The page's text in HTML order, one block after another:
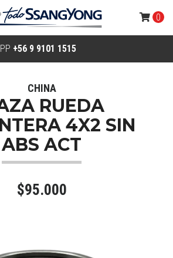
+56 9 9101 1515
0
CHINA
RUEDA
4X2 SIN
ABS ACT
$95.000